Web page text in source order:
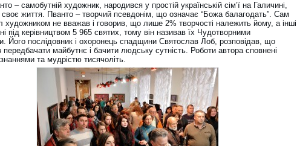
– самобутній художник, народився у простій українській сім’ї на Галичині,
життя. Пванто – творчий псевдонім, що означає “Божа балагодать”. Сам
художником не вважав і говорив, що лише 2% творчості належить йому, а інші
під керівництвом 5 965 святих, тому він називав їх Чудотворними
Його послідовник і охоронець спадщини Святослав Лоб, розповідав, що
передбачати майбутнє і бачити людську сутність. Роботи автора сповнені
та мудрістю тисячоліть.